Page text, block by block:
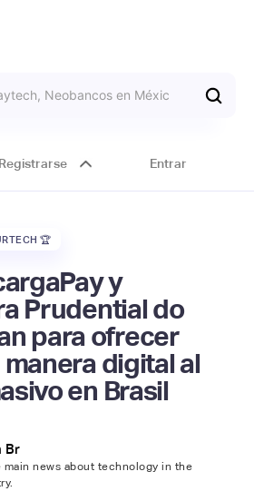
Registrarse Entrar
🏆
y
Prudential do
para ofrecer
digital al
en Brasil
Br
main news about technology in the